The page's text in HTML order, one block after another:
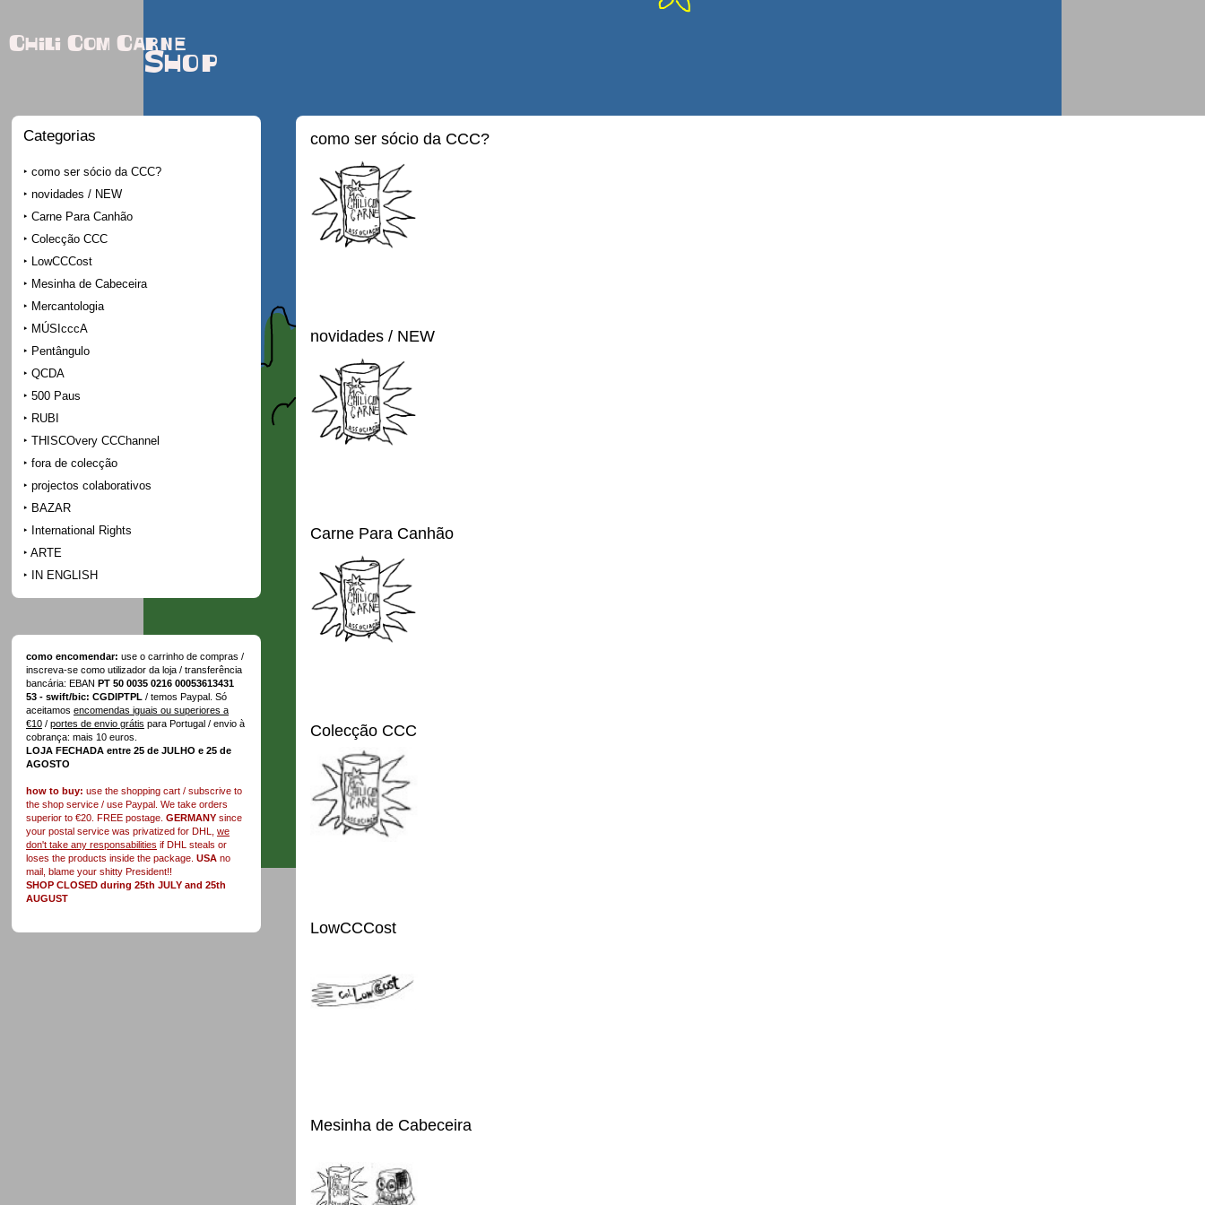
Chili Com Carne
Shop
Categorias
como ser sócio da CCC?
novidades / NEW
Carne Para Canhão
Colecção CCC
LowCCCost
Mesinha de Cabeceira
Mercantologia
MÚSIcccA
Pentângulo
QCDA
500 Paus
RUBI
THISCOvery CCChannel
fora de colecção
projectos colaborativos
BAZAR
International Rights
ARTE
IN ENGLISH
como encomendar: use o carrinho de compras /
inscreva-se como utilizador da loja / transferência
bancária: EBAN PT 50 0035 0216 00053613431
53 - swift/bic: CGDIPTPL / temos Paypal. Só
aceitamos encomendas iguais ou superiores a
€10 / portes de envio grátis para Portugal / envio à
cobrança: mais 10 euros.
LOJA FECHADA entre 25 de JULHO e 25 de
AGOSTO
how to buy: use the shopping cart / subscrive to
the shop service / use Paypal. We take orders
superior to €20. FREE postage. GERMANY since
your postal service was privatized for DHL, we
don't take any responsabilities if DHL steals or
loses the products inside the package. USA no
mail, blame your shitty President!!
SHOP CLOSED during 25th JULY and 25th
AUGUST
como ser sócio da CCC?
novidades / NEW
Carne Para Canhão
Colecção CCC
LowCCCost
Mesinha de Cabeceira